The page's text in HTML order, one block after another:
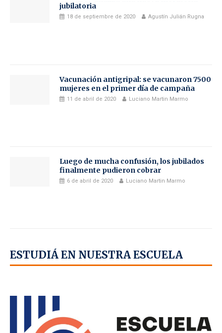
jubilatoria
18 de septiembre de 2020 Agustín Julián Rugna
Vacunación antigripal: se vacunaron 7500
mujeres en el primer día de campaña
11 de abril de 2020 Luciano Martin Marmo
Luego de mucha confusión, los jubilados
finalmente pudieron cobrar
6 de abril de 2020 Luciano Martin Marmo
ESTUDIÁ EN NUESTRA ESCUELA